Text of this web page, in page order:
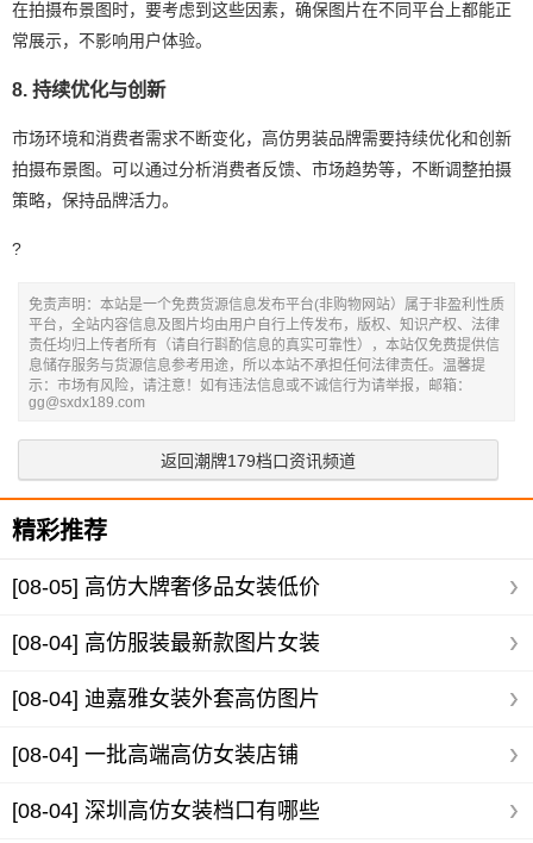
在拍摄布景图时，要考虑到这些因素，确保图片在不同平台上都能正
常展示，不影响用户体验。
8. 持续优化与创新
市场环境和消费者需求不断变化，高仿男装品牌需要持续优化和创新
拍摄布景图。可以通过分析消费者反馈、市场趋势等，不断调整拍摄
策略，保持品牌活力。
?
免责声明：本站是一个免费货源信息发布平台(非购物网站）属于非盈利性质
平台，全站内容信息及图片均由用户自行上传发布，版权、知识产权、法律
责任均归上传者所有（请自行斟酌信息的真实可靠性），本站仅免费提供信
息储存服务与货源信息参考用途，所以本站不承担任何法律责任。温馨提
示：市场有风险，请注意！如有违法信息或不诚信行为请举报，邮箱：
gg@sxdx189.com
返回潮牌179档口资讯频道
精彩推荐
[08-05] 高仿大牌奢侈品女装低价
[08-04] 高仿服装最新款图片女装
[08-04] 迪嘉雅女装外套高仿图片
[08-04] 一批高端高仿女装店铺
[08-04] 深圳高仿女装档口有哪些